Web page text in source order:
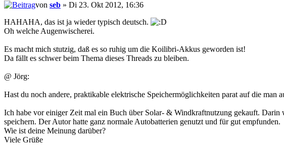
von seb » Di 23. Okt 2012, 16:36
HAHAHA, das ist ja wieder typisch deutsch.
Oh welche Augenwischerei.
Es macht mich stutzig, daß es so ruhig um die Koilibri-Akkus geworden ist!
Da fällt es schwer beim Thema dieses Threads zu bleiben.
@ Jörg:
Hast du noch andere, praktikable elektrische Speichermöglichkeiten parat auf die man
Ich habe vor einiger Zeit mal ein Buch über Solar- & Windkraftnutzung gekauft.
speichern. Der Autor hatte ganz normale Autobatterien genutzt und für gut empfunden.
Wie ist deine Meinung darüber?
Viele Grüße